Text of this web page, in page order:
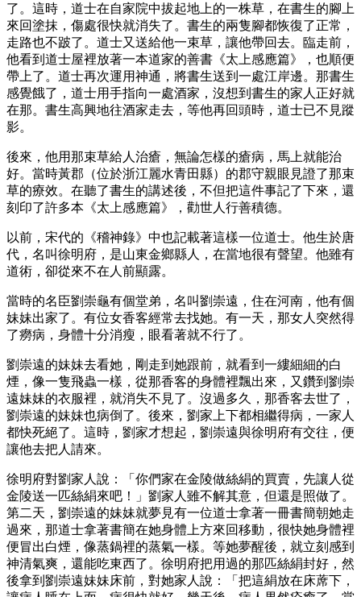
了。這時，道士在自家院中拔起地上的一株草，在書生的腳上
來回塗抹，傷處很快就消失了。書生的兩隻腳都恢復了正常，
走路也不跛了。道士又送給他一束草，讓他帶回去。臨走前，
他看到道士屋裡放著一本道家的善書《太上感應篇》，也順便
帶上了。道士再次運用神通，將書生送到一處江岸邊。那書生
感覺餓了，道士用手指向一處酒家，沒想到書生的家人正好就
在那。書生高興地往酒家走去，等他再回頭時，道士已不見蹤
影。
後來，他用那束草給人治瘡，無論怎樣的瘡病，馬上就能治
好。當時黃郡（位於浙江麗水青田縣）的郡守親眼見證了那束
草的療效。在聽了書生的講述後，不但把這件事記了下來，還
刻印了許多本《太上感應篇》，勸世人行善積德。
以前，宋代的《稽神錄》中也記載著這樣一位道士。他生於唐
代，名叫徐明府，是山東金鄉縣人，在當地很有聲望。他雖有
道術，卻從來不在人前顯露。
當時的名臣劉崇龜有個堂弟，名叫劉崇遠，住在河南，他有個
妹妹出家了。有位女香客經常去找她。有一天，那女人突然得
了癆病，身體十分消瘦，眼看著就不行了。
劉崇遠的妹妹去看她，剛走到她跟前，就看到一縷細細的白
煙，像一隻飛蟲一樣，從那香客的身體裡飄出來，又鑽到劉崇
遠妹妹的衣服裡，就消失不見了。沒過多久，那香客去世了，
劉崇遠的妹妹也病倒了。後來，劉家上下都相繼得病，一家人
都快死絕了。這時，劉家才想起，劉崇遠與徐明府有交往，便
讓他去把人請來。
徐明府對劉家人說：「你們家在金陵做絲絹的買賣，先讓人從
金陵送一匹絲絹來吧！」劉家人雖不解其意，但還是照做了。
第二天，劉崇遠的妹妹就夢見有一位道士拿著一冊書簡朝她走
過來，那道士拿著書簡在她身體上方來回移動，很快她身體裡
便冒出白煙，像蒸鍋裡的蒸氣一樣。等她夢醒後，就立刻感到
神清氣爽，還能吃東西了。徐明府把用過的那匹絲絹封好，然
後拿到劉崇遠妹妹床前，對她家人說：「把這絹放在床蓆下，